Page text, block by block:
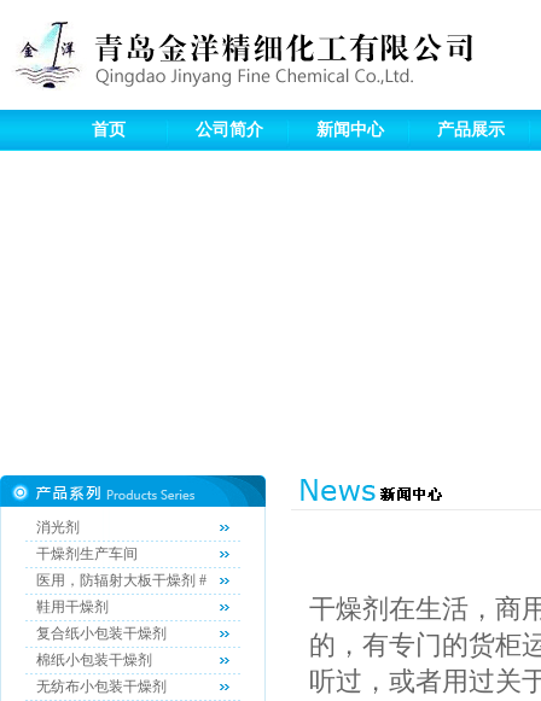
首页 公司简介 新闻中心 产品展示
消光剂
干燥剂生产车间
医用，防辐射大板干燥剂 #
鞋用干燥剂
复合纸小包装干燥剂
棉纸小包装干燥剂
无纺布小包装干燥剂
干燥剂在生活，商
的，有专门的货柜
听过，或者用过关